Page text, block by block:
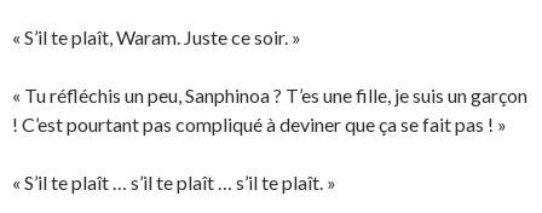
« S’il te plaît, Waram. Juste ce soir. »
« Tu réfléchis un peu, Sanphinoa ? T’es une fille, je suis un garçon
! C’est pourtant pas compliqué à deviner que ça se fait pas ! »
« S’il te plaît … s’il te plaît … s’il te plaît. »